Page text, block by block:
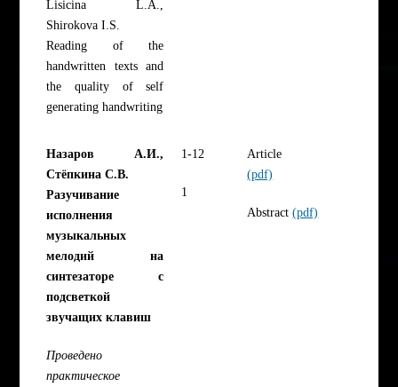
Lisicina L.A.,
Shirokova I.S.
Reading of the
handwritten texts and
the quality of self
generating handwriting
Назаров А.И.,
Стёпкина С.В.
Разучивание
исполнения
музыкальных
мелодий на
синтезаторе с
подсветкой
звучащих клавиш
Проведено
практическое
1-12
1
Article
(pdf)
Abstract(pdf)